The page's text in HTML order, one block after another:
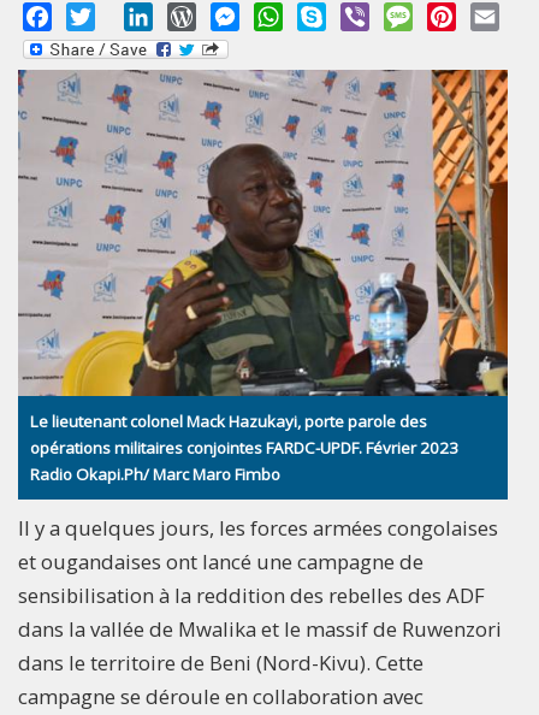
Facebook
Twitter LinkedInWordPressMessengerWhatsApp
Skype Viber MessagePinterest
Le lieutenant colonel Mack Hazukayi, porte parole des
opérations militaires conjointes FARDC-UPDF. Février 2023
Radio Okapi.Ph/ Marc Maro Fimbo
Il y a quelques jours, les forces armées congolaises
et ougandaises ont lancé une campagne de
sensibilisation à la reddition des rebelles des ADF
dans la vallée de Mwalika et le massif de Ruwenzori
dans le territoire de Beni (Nord-Kivu). Cette
campagne se déroule en collaboration avec